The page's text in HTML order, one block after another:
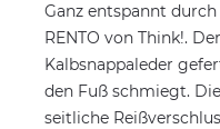
Ganz entspannt
RENTO von Think!.
Kalbsnappaleder
den Fuß schmiegt.
seitliche